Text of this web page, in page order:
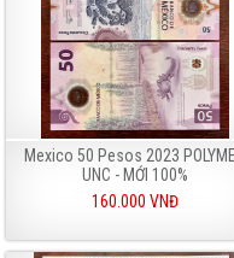
Mexico 50 Pesos 2023
UNC - MỚI 100%
160.000 VNĐ